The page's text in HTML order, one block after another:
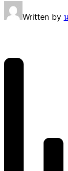
Written by